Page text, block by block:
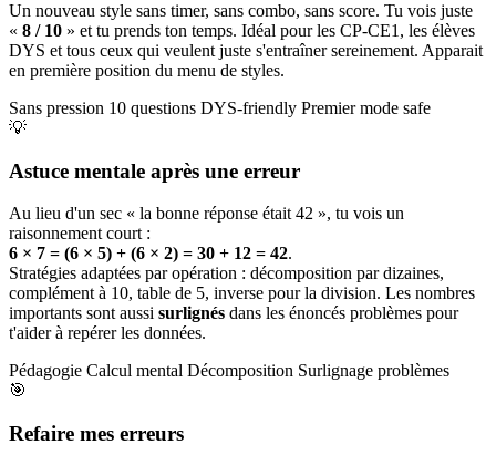
Un nouveau style sans timer, sans combo, sans score. Tu vois juste
« 8 / 10 » et tu prends ton temps. Idéal pour les CP-CE1, les élèves
DYS et tous ceux qui veulent juste s'entraîner sereinement. Apparait
en première position du menu de styles.
Sans pression 10 questions DYS-friendly Premier mode safe
💡
Astuce mentale après une erreur
Au lieu d'un sec « la bonne réponse était 42 », tu vois un
raisonnement court :
6 × 7 = (6 × 5) + (6 × 2) = 30 + 12 = 42.
Stratégies adaptées par opération : décomposition par dizaines,
complément à 10, table de 5, inverse pour la division. Les nombres
importants sont aussi surlignés dans les énoncés problèmes pour
t'aider à repérer les données.
Pédagogie Calcul mental Décomposition Surlignage problèmes
🎯
Refaire mes erreurs